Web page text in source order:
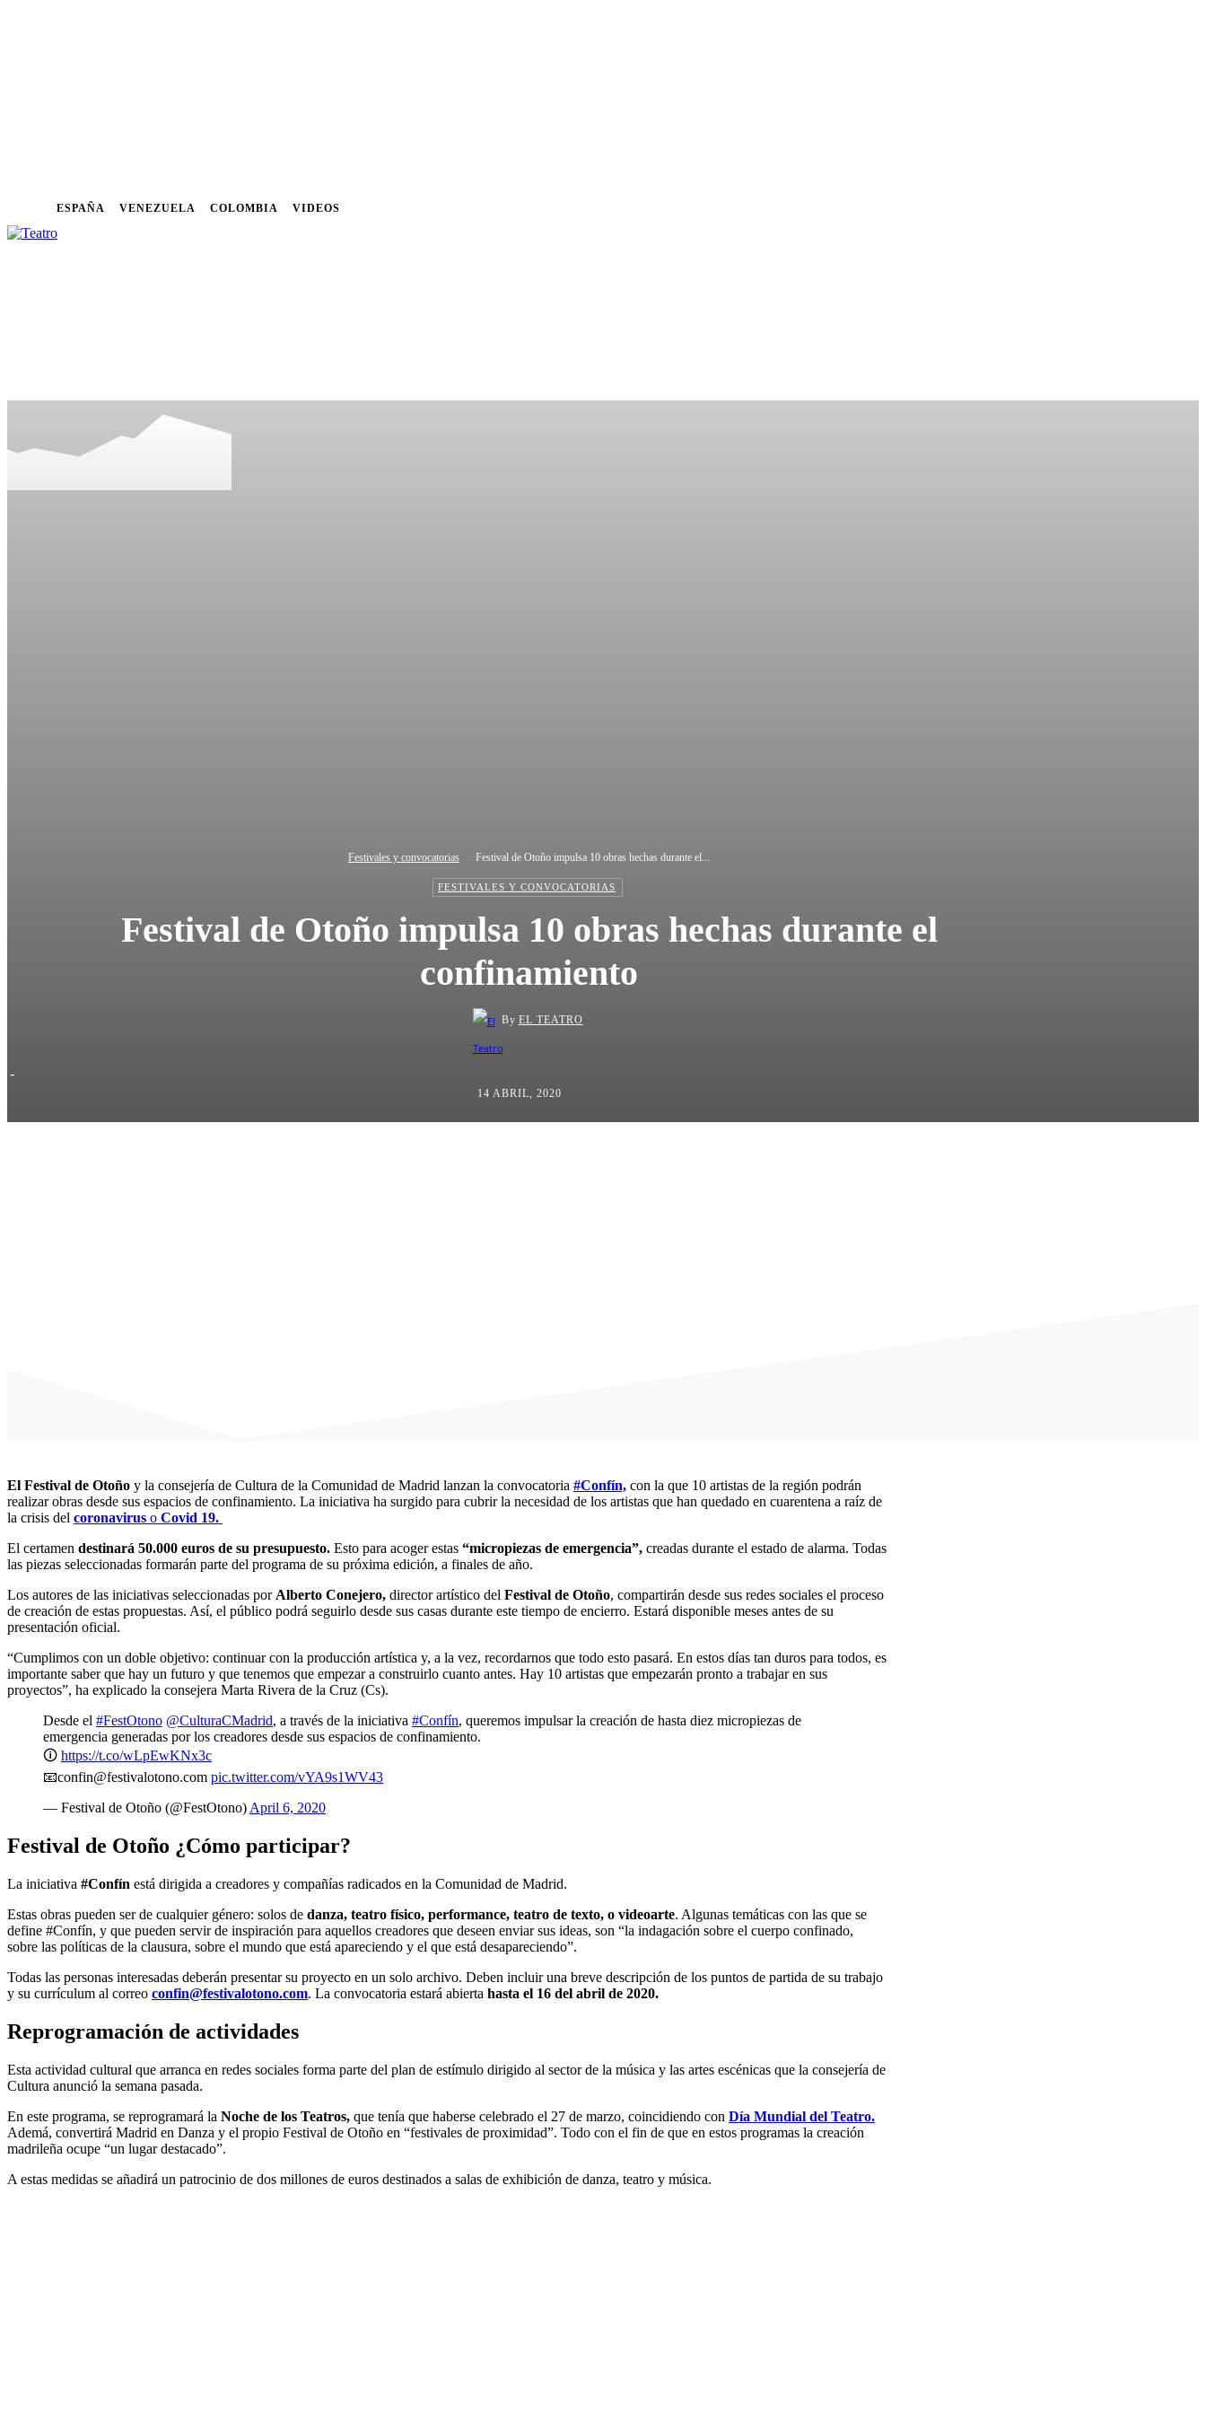
ESPAÑA VENEZUELA COLOMBIA VIDEOS
Festivales y convocatorias Festival de Otoño impulsa 10 obras hechas durante el...
FESTIVALES Y CONVOCATORIAS
Festival de Otoño impulsa 10 obras hechas durante el
confinamiento
By EL TEATRO
-
14 ABRIL, 2020
El Festival de Otoño y la consejería de Cultura de la Comunidad de Madrid lanzan la convocatoria #Confín, con la que 10 artistas de la región podrán
realizar obras desde sus espacios de confinamiento. La iniciativa ha surgido para cubrir la necesidad de los artistas que han quedado en cuarentena a raíz de
la crisis del coronavirus o Covid 19.
El certamen destinará 50.000 euros de su presupuesto. Esto para acoger estas “micropiezas de emergencia”, creadas durante el estado de alarma. Todas
las piezas seleccionadas formarán parte del programa de su próxima edición, a finales de año.
Los autores de las iniciativas seleccionadas por Alberto Conejero, director artístico del Festival de Otoño, compartirán desde sus redes sociales el proceso
de creación de estas propuestas. Así, el público podrá seguirlo desde sus casas durante este tiempo de encierro. Estará disponible meses antes de su
presentación oficial.
“Cumplimos con un doble objetivo: continuar con la producción artística y, a la vez, recordarnos que todo esto pasará. En estos días tan duros para todos, es
importante saber que hay un futuro y que tenemos que empezar a construirlo cuanto antes. Hay 10 artistas que empezarán pronto a trabajar en sus
proyectos”, ha explicado la consejera Marta Rivera de la Cruz (Cs).
Desde el #FestOtono @CulturaCMadrid, a través de la iniciativa #Confín, queremos impulsar la creación de hasta diez micropiezas de
emergencia generadas por los creadores desde sus espacios de confinamiento.
🛈 https://t.co/wLpEwKNx3c
📧confin@festivalotono.com pic.twitter.com/vYA9s1WV43
— Festival de Otoño (@FestOtono) April 6, 2020
Festival de Otoño ¿Cómo participar?
La iniciativa #Confín está dirigida a creadores y compañías radicados en la Comunidad de Madrid.
Estas obras pueden ser de cualquier género: solos de danza, teatro físico, performance, teatro de texto, o videoarte. Algunas temáticas con las que se
define #Confín, y que pueden servir de inspiración para aquellos creadores que deseen enviar sus ideas, son “la indagación sobre el cuerpo confinado,
sobre las políticas de la clausura, sobre el mundo que está apareciendo y el que está desapareciendo”.
Todas las personas interesadas deberán presentar su proyecto en un solo archivo. Deben incluir una breve descripción de los puntos de partida de su trabajo
y su currículum al correo confin@festivalotono.com. La convocatoria estará abierta hasta el 16 del abril de 2020.
Reprogramación de actividades
Esta actividad cultural que arranca en redes sociales forma parte del plan de estímulo dirigido al sector de la música y las artes escénicas que la consejería de
Cultura anunció la semana pasada.
En este programa, se reprogramará la Noche de los Teatros, que tenía que haberse celebrado el 27 de marzo, coincidiendo con Día Mundial del Teatro.
Ademá, convertirá Madrid en Danza y el propio Festival de Otoño en “festivales de proximidad”. Todo con el fin de que en estos programas la creación
madrileña ocupe “un lugar destacado”.
A estas medidas se añadirá un patrocinio de dos millones de euros destinados a salas de exhibición de danza, teatro y música.